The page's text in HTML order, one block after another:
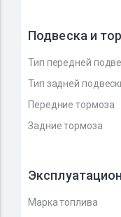
Подвеска и
Тип передней
Тип задней
Передние тормоза
Задние тормоза
Марка топлива